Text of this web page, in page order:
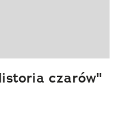
czarów"